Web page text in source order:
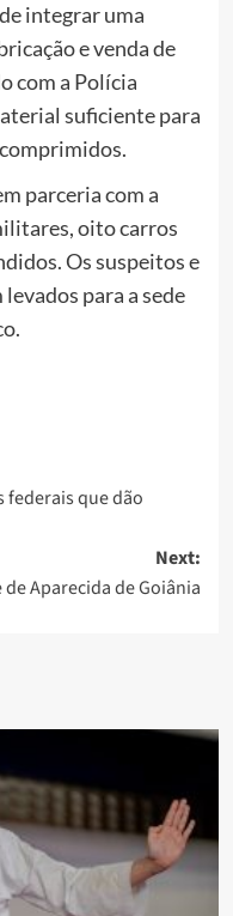
integrar uma
e venda de
com a Polícia
suficiente para
parceria com a
oito carros
Os suspeitos e
para a sede
federais que dão
Next:
Aparecida de Goiânia